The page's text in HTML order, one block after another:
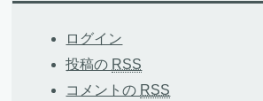
ログイン
投稿の RSS
コメントの RSS